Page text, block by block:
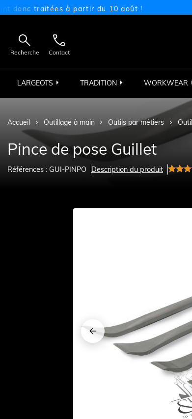
traitées à partir du 10 août !

Recherche

Contact
LARGEOTS TRADITION WORKWEAR
Accueil Outillage à main Outils par métiers
Pince de pose Guillet
Références : GUI-PINPO Description du produit






